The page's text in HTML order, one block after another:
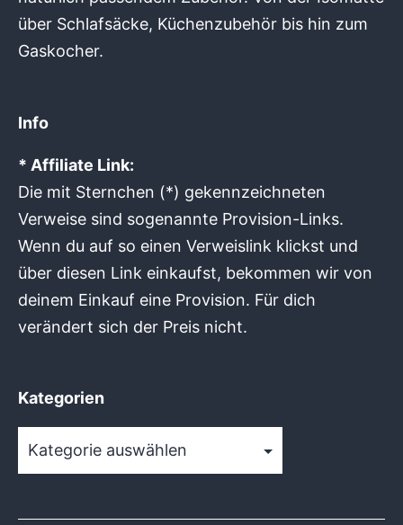
über Schlafsäcke, Küchenzubehör bis hin zum
Gaskocher.
Info
* Affiliate Link:
Die mit Sternchen (*) gekennzeichneten
Verweise sind sogenannte Provision-Links.
Wenn du auf so einen Verweislink klickst und
über diesen Link einkaufst, bekommen wir von
deinem Einkauf eine Provision. Für dich
verändert sich der Preis nicht.
Kategorien
Kategorien